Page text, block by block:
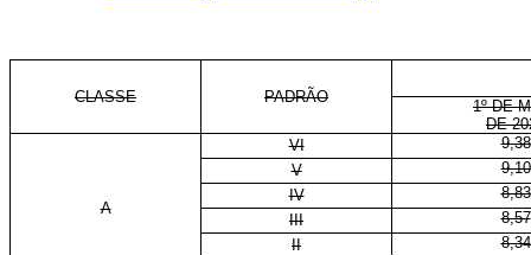
CLASSE PADRÃO
1º DE
DE
A
VI
9,38
V
9,10
IV
8,83
III
8,57
II
8,34